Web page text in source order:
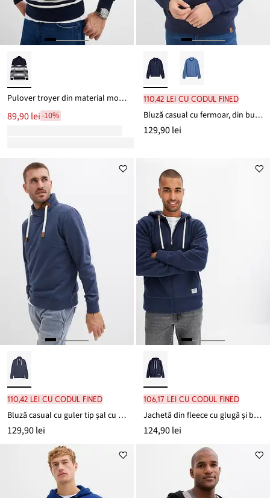
Pulover troyer din material moale cu bumbac
89,90 lei-10%
110,42 lei cu codul FINED
Bluză casual cu fermoar, din bumbac organic
129,90 lei
110,42 lei cu codul FINED
Bluză casual cu guler tip șal cu detalii din imitație de piele
129,90 lei
106,17 lei cu codul FINED
Jachetă din fleece cu glugă și buzunare aplicate
124,90 lei